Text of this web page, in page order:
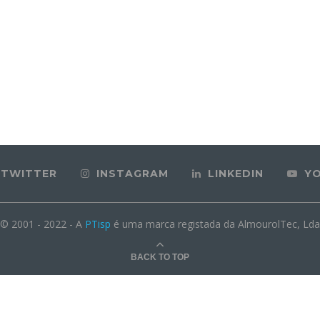
TWITTER INSTAGRAM LINKEDIN
© 2001 - 2022 - A PTisp é uma marca registada da AlmourolTec, Lda
BACK TO TOP